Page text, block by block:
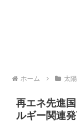
ホーム 太
再エネ先進
ルギー関連